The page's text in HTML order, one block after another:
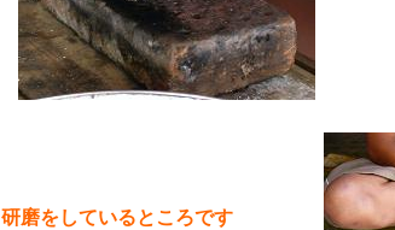
研磨をしているところです